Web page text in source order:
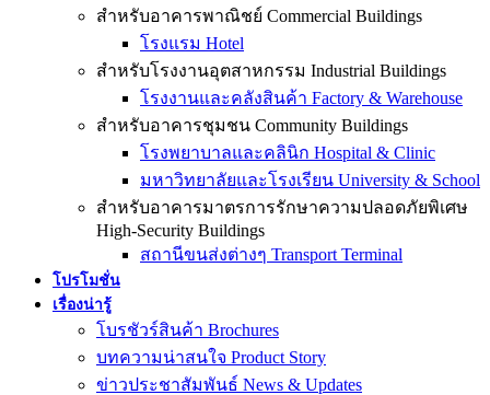
สำหรับอาคารพาณิชย์ Commercial Buildings
โรงแรม Hotel
สำหรับโรงงานอุตสาหกรรม Industrial Buildings
โรงงานและคลังสินค้า Factory & Warehouse
สำหรับอาคารชุมชน Community Buildings
โรงพยาบาลและคลินิก Hospital & Clinic
มหาวิทยาลัยและโรงเรียน University & School
สำหรับอาคารมาตรการรักษาความปลอดภัยพิเศษ
High-Security Buildings
สถานีขนส่งต่างๆ Transport Terminal
โปรโมชั่น
เรื่องน่ารู้
โบรชัวร์สินค้า Brochures
บทความน่าสนใจ Product Story
ข่าวประชาสัมพันธ์ News & Updates